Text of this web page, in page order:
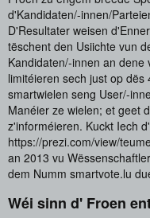
d'Kandidaten/-innen/
D'Resultater weisen
tëschent den Usiichte vun
Kandidaten/-innen an
limitéieren sech just op
smartwielen seng User/-
Manéier ze wielen; et geet
z'informéieren. Kuckt Iech
https://prezi.com/view/
an 2013 vu
dem Numm smartvote.lu
Wéi sinn d' Froen